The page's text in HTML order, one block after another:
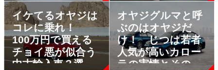
イケてるオヤジは
コレに乗れ！
100万円で買える
チョイ悪が似合う
中古輸入車３選
オヤジグルマと呼
ぶのはオヤジだ
け！ じつは若者
人気が高いカロー
ラの実情とその理